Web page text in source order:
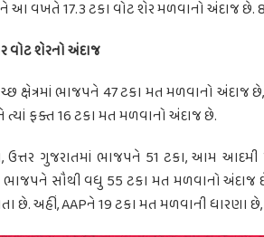
આ વખતે 17.3 ટકા વોટ શેર મળવાનો અંદાજ
વોટ શેરનો અંદાજ
ક્ષેત્રમાં ભાજપને 47 ટકા મત મળવાનો
ત્યાં ફક્ત 16 ટકા મત મળવાનો અંદાજ છે.
ઉત્તર ગુજરાતમાં ભાજપને 51 ટકા, આમ આદમી
ભાજપને સૌથી વધુ 55 ટકા મત મળવાનો અંદાજ
છે. અહીં, AAPને 19 ટકા મત મળવાની ધારણા